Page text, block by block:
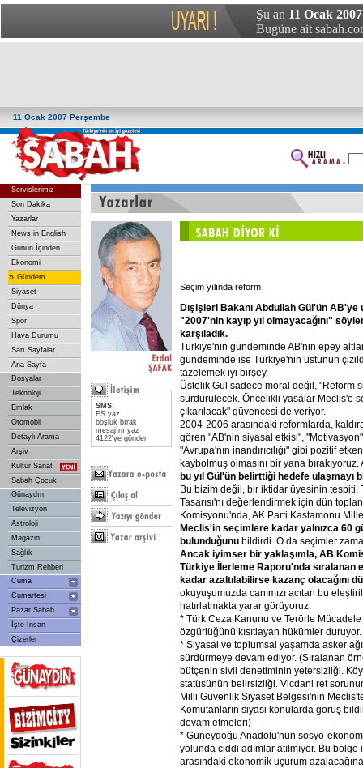
Şu an 11 Ocak
Bugüne ait
11 Ocak 2007 Perşembe
Servislerimiz
Son Dakika
Yazarlar
News in English
Günün İçinden
Ekonomi
» Gündem
Siyaset
Dünya
Spor
Hava Durumu
Sarı Sayfalar
Ana Sayfa
Dosyalar
Teknoloji
Emlak
Otomobil
Detaylı Arama
Arşiv
Kültür Sanat
Sabah Çocuk
Günaydın
Televizyon
Astroloji
Magazin
Sağlık
Turizm Rehberi
Cuma
Cumartesi
Pazar Sabah
İşte İnsan
Çizerler
SMS:
ES yaz
boşluk bırak
mesajını yaz
4122'ye gönder
Seçim yılında reform
Dışişleri Bakanı Abdullah Gül'ün AB'ye
"2007'nin kayıp yıl olmayacağını"
karşıladık.
Türkiye'nin gündeminde AB'nin epey
gündeminde ise Türkiye'nin üstünün
tazelemek iyi birşey.
Üstelik Gül sadece moral değil, "Reform
sürdürülecek. Öncelikli yasalar Meclis'e
çıkarılacak" güvencesi de veriyor.
2004-2006 arasındaki reformlarda,
gören "AB'nin siyasal etkisi",
"Avrupa'nın inandırıcılığı" gibi pozitif
kaybolmuş olmasını bir yana
bu yıl Gül'ün belirttiği hedefe ulaşmayı
Bu bizim değil, bir iktidar üyesinin tespiti.
Tasarısı'nı değerlendirmek için dün
Komisyonu'nda, AK Parti Kastamonu
Meclis'in seçimlere kadar yalnızca 60
bulunduğunu bildirdi. O da seçimler
Ancak iyimser bir yaklaşımla, AB
Türkiye İlerleme Raporu'nda sıralanan
kadar azaltılabilirse kazanç olacağını
okuyuşumuzda canımızı acıtan bu
hatırlatmakta yarar görüyoruz:
* Türk Ceza Kanunu ve Terörle Mücadele
özgürlüğünü kısıtlayan hükümler duruyor.
* Siyasal ve toplumsal yaşamda asker
sürdürmeye devam ediyor. (Sıralanan
bütçenin sivil denetiminin yetersizliği. Köy
statüsünün belirsizliği. Vicdani ret
Milli Güvenlik Siyaset Belgesi'nin
Komutanların siyasi konularda görüş
devam etmeleri)
* Güneydoğu Anadolu'nun sosyo-
yolunda ciddi adımlar atılmıyor. Bu bölge
arasındaki ekonomik uçurum